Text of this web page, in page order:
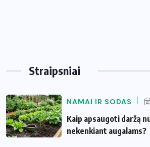
Straipsniai
NAMAI IR SODAS
Kaip apsaugoti daržą
nekenkiant augalams?